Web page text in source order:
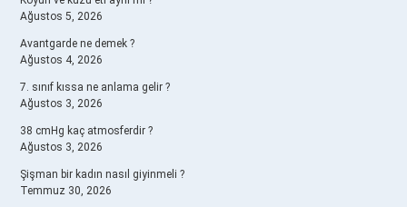
Ağustos 5, 2026
Avantgarde ne demek ?
Ağustos 4, 2026
7. sınıf kıssa ne anlama gelir ?
Ağustos 3, 2026
38 cmHg kaç atmosferdir ?
Ağustos 3, 2026
Şişman bir kadın nasıl giyinmeli ?
Temmuz 30, 2026